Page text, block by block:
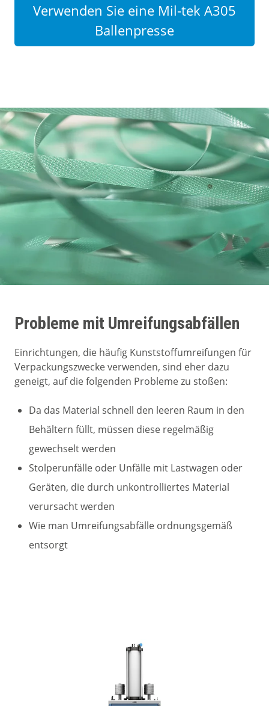
Verwenden Sie eine Mil-tek A305
Ballenpresse
Probleme mit Umreifungsabfällen
Einrichtungen, die häufig Kunststoffumreifungen für
Verpackungszwecke verwenden, sind eher dazu
geneigt, auf die folgenden Probleme zu stoßen:
Da das Material schnell den leeren Raum in den
Behältern füllt, müssen diese regelmäßig
gewechselt werden
Stolperunfälle oder Unfälle mit Lastwagen oder
Geräten, die durch unkontrolliertes Material
verursacht werden
Wie man Umreifungsabfälle ordnungsgemäß
entsorgt